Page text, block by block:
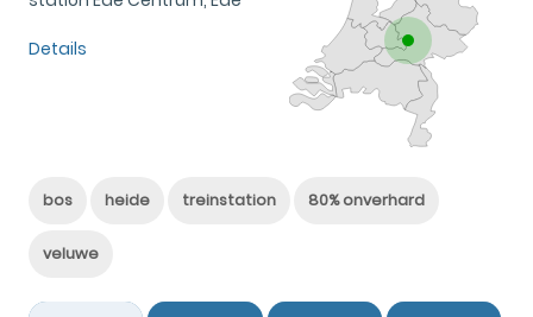
Details
bos heide treinstation 80% onverhard
veluwe